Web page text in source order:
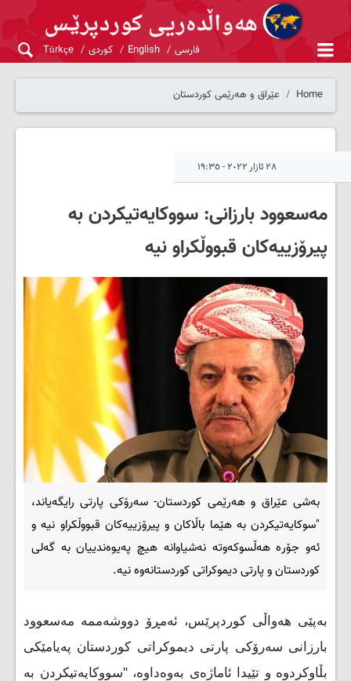
فارسی English کوردی Türkçe
Home عێراق و هەرێمی کوردستان
٢٨ ئازار ٢٠٢٢ - ١٩:٣٥
مەسعوود بارزانی: سووکایەتیکردن بە
پیرۆزییەکان قبووڵکراو نیە
بەشی عێراق و هەرێمی کوردستان- سەرۆکی پارتی رایگەیاند،
"سوکایەتیکردن بە هێما باڵاکان و پیرۆزییەکان قبووڵکراو نیە و
ئەو جۆرە هەڵسوكەوتە نەشیاوانە هیچ پەیوەندییان بە گەلی
كوردستان و پارتی دیموكراتی كوردستانەوە نیە.
بەپێی هەواڵی کوردپرێس، ئەمڕۆ دووشەممە مەسعوود
بارزانی سەرۆکی پارتی دیموکراتی کوردستان پەیامێکی
بڵاوکردوە و تێیدا ئاماژەی بەوەداوە، "سووكایەتیكردن بە